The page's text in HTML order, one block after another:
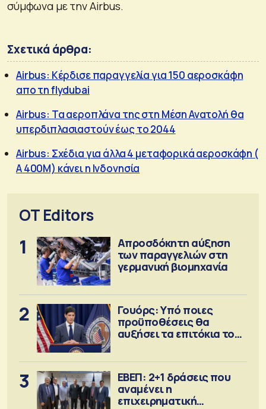
σύμφωνα με την Airbus.
Σχετικά άρθρα:
Airbus: Κέρδισε παραγγελία για 150 αεροσκάφη
απο τη flydubai
Airbus: Τα αεροπλάνα της στη Μέση Ανατολή θα
υπερδιπλασιαστούν έως το 2044
Airbus: Σχέδια για άλλα 4 μεταφορικά αεροσκάφη (
A 400Μ) κάνει η Ινδονησία
OT Editors
1
Απροσδόκητη αύξηση
των παραγγελιών στη
γερμανική βιομηχανία
2
Γουόρς: Υπό ποιες
προϋποθέσεις θα
αυξήσει τα επιτόκια τον
3
ΕΒΕΠ: 2+1 δράσεις που
αναμένει η
επιχειρηματική